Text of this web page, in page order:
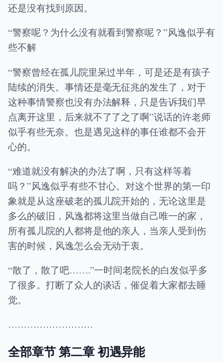
还是没有找到原因。
“警察呢？为什么没有就看到警察呢？”风逸似乎有
些不解
“警察曾经在孤儿院里呆过半年，可是还是有孩子
陆续的消失。事情还是毫无征兆的发生了，对于
这种事情警察也没有办法解释，只是告诉我们早
点离开这里，后来就不了了之了啊”说话的许老师
似乎有些无奈。也是遇见这样的事任谁都不会开
心的。
“难道就没有解决的办法了啊，只有这样等着
吗？”风逸似乎有些不甘心。对这个世界的第一印
象就是从这座破老的孤儿院开始的，无论这里是
多么的破旧，风逸都将这里当做自己唯一的家，
所有孤儿院的人都将是他的亲人，当亲人受到伤
害的时候，风逸怎么会无动于衷。
“散了，散了吧…….”一时间老院长的白发似乎多
了很多。打断了众人的谈话，催促着大家都去睡
觉。
………………………
全部章节 第二章 初遇异能